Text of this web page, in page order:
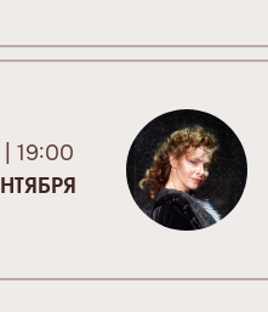
19:00